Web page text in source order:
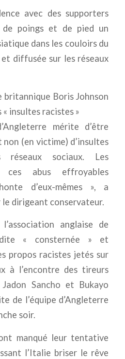
avec des supporters
poings et de pied un
dans les couloirs du
diffusée sur les réseaux
britannique Boris Johnson
« insultes racistes »
mérite d’être
(en victime) d’insultes
sociaux. Les
ces abus effroyables
d’eux-mêmes », a
dirigeant conservateur.
anglaise de
« consternée » et
propos racistes jetés sur
à l’encontre des tireurs
Sancho et Bukayo
de l’équipe d’Angleterre
soir.
manqué leur tentative
l’Italie briser le rêve